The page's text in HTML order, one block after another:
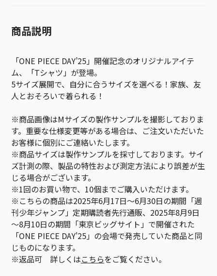
商品説明
「ONE PIECE DAY’25」開催記念のオリジナルアイテ
ム、「Tシャツ」が登場。
5サイズ展開で、自分に合うサイズを選べる！家族、友
人とおそろいで着られる！
※商品画像はMサイズの製作サンプルを撮影しておりま
す。重要な仕様変更等がある場合は、ご注文いただいた
お客様に個別にご連絡いたします。
※商品サイズは製作サンプルを採寸しております。サイ
ズ計測の際、製品の特性および測定方法により誤差が生
じる場合がございます。
※1回のお買い物で、10個までご購入いただけます。
※こちらの商品は2025年6月17日～6月30日の期間「週
刊少年ジャンプ」定期購読者先行通販、2025年8月9日
～8月10日の期間「東京ビッグサイト」で開催された
「ONE PIECE DAY'25」の会場で発売していた商品と同
じものになります。
※返品可 詳しくはこちらをご覧ください。